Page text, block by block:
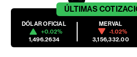
ÚLTIMAS
DÓLAR OFICIAL
+0.02%
1,496.2634
MERVAL
-1.02%
3,156,332.00